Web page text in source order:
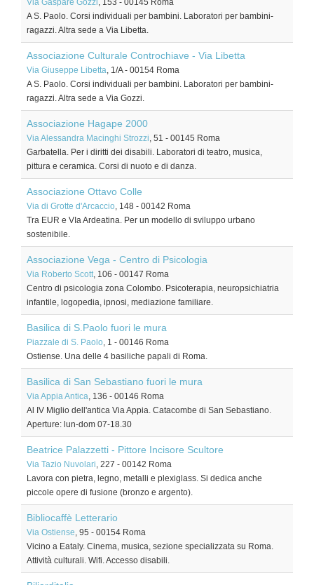
Via Gaspare Gozzi, 153 - 00145 Roma
A S. Paolo. Corsi individuali per bambini. Laboratori per bambini-
ragazzi. Altra sede a Via Libetta.
Associazione Culturale Controchiave - Via Libetta
Via Giuseppe Libetta, 1/A- 00154 Roma
A S. Paolo. Corsi individuali per bambini. Laboratori per bambini-
ragazzi. Altra sede a Via Gozzi.
Associazione Hagape 2000
Via Alessandra Macinghi Strozzi, 51 - 00145 Roma
Garbatella. Per i diritti dei disabili. Laboratori di teatro, musica,
pittura e ceramica. Corsi di nuoto e di danza.
Associazione Ottavo Colle
Via di Grotte d'Arcaccio, 148 - 00142 Roma
Tra EUR e VIa Ardeatina. Per un modello di sviluppo urbano
sostenibile.
Associazione Vega - Centro di Psicologia
Via Roberto Scott, 106 - 00147 Roma
Centro di psicologia zona Colombo. Psicoterapia, neuropsichiatria
infantile, logopedia, ipnosi, mediazione familiare.
Basilica di S.Paolo fuori le mura
Piazzale di S. Paolo, 1 - 00146 Roma
Ostiense. Una delle 4 basiliche papali di Roma.
Basilica di San Sebastiano fuori le mura
Via Appia Antica, 136 - 00146 Roma
Al IV Miglio dell'antica Via Appia. Catacombe di San Sebastiano.
Aperture: lun-dom 07-18.30
Beatrice Palazzetti - Pittore Incisore Scultore
Via Tazio Nuvolari, 227 - 00142 Roma
Lavora con pietra, legno, metalli e plexiglass. Si dedica anche
piccole opere di fusione (bronzo e argento).
Bibliocaffè Letterario
Via Ostiense, 95 - 00154 Roma
Vicino a Eataly. Cinema, musica, sezione specializzata su Roma.
Attività culturali. Wifi. Accesso disabili.